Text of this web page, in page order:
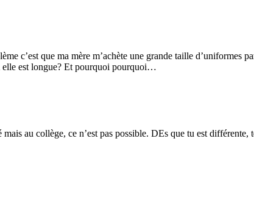
c’est que ma mère m’achète une grande taille d’uniformes
elle est longue? Et pourquoi pourquoi…
au collège, ce n’est pas possible. DEs que tu est